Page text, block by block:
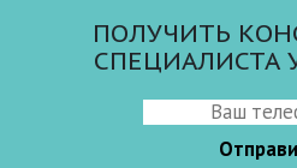
ПОЛУЧИТЬ
СПЕЦИАЛИСТА